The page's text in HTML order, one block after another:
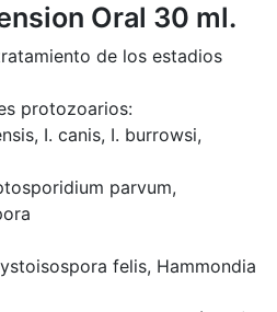
Oral 30 ml.
de los estadios
protozoarios:
I. canis, I. burrowsi,
parvum,
felis, Hammondia